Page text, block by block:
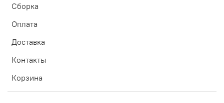
Сборка
Оплата
Доставка
Контакты
Корзина